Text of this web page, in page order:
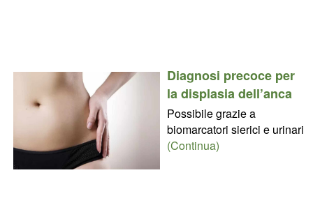
Diagnosi precoce per
la displasia dell’anca
Possibile grazie a
biomarcatori sierici e urinari
(Continua)